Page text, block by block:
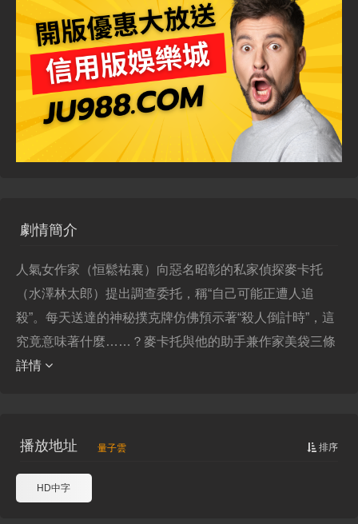
劇情簡介
人氣女作家（恒鬆祐裏）向惡名昭彰的私家偵探麥卡托
（水澤林太郎）提出調查委托，稱“自己可能正遭人追
殺”。每天送達的神秘撲克牌仿佛預示著“殺人倒計時”，這
究竟意味著什麼……？麥卡托與他的助手兼作家美袋三條
詳情
排序
播放地址 量子雲
HD中字